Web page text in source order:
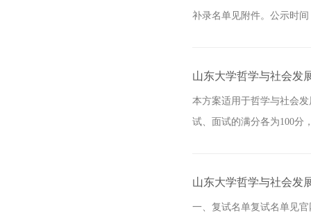
补录名单见附件。公示时间
山东大学哲学与社会发
本方案适用于哲学与社会
试、面试的满分各为100分
山东大学哲学与社会发
一、复试名单复试名单见官